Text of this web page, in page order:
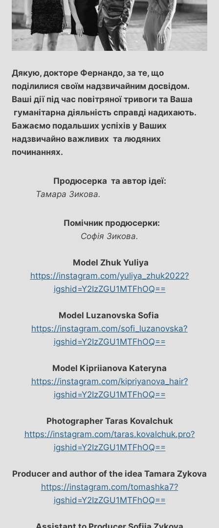
Дякую, докторе Фернандо, за те, що
поділилися своїм надзвичайним досвідом.
Ваші дії під час повітряної тривоги та Ваша
гуманітарна діяльність справді надихають.
Бажаємо подальших успіхів у Ваших
надзвичайно важливих та людяних
починаннях.
Продюсерка та автор ідеї:
Тамара Зикова.
Помічник продюсерки:
Софія Зикова.
Model Zhuk Yuliya
https://instagram.com/yuliya_zhuk2022?
igshid=Y2IzZGU1MTFhOQ==
Model Luzanovska Sofia
https://instagram.com/sofi_luzanovska?
igshid=Y2IzZGU1MTFhOQ==
Model Kipriianova Kateryna
https://instagram.com/kipriyanova_hair?
igshid=Y2IzZGU1MTFhOQ==
Photographer Taras Kovalchuk
https://instagram.com/taras.kovalchuk.pro?
igshid=Y2IzZGU1MTFhOQ==
Producer and author of the idea Tamara Zykova
https://instagram.com/tomashka7?
igshid=Y2IzZGU1MTFhOQ==